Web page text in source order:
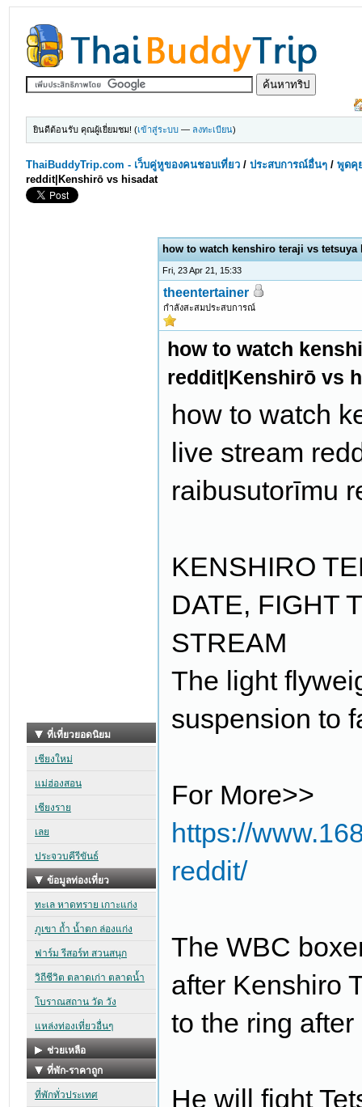
ยินดีต้อนรับ คุณผู้เยี่ยมชม! (เข้าสู่ระบบ — ลงทะเบียน)
ThaiBuddyTrip.com - เว็บคู่หูของคนชอบเที่ยว /ประสบการณ์อื่นๆ /พูดคุ
reddit|Kenshirō vs hisadat
how to watch kenshiro teraji vs
Fri, 23 Apr 21, 15:33
theentertainer
กำลังสะสมประสบการณ์
how to watch
reddit|Kenshirō vs
how to watch
live stream
raibusutorīmu
KENSHIRO
DATE, FIGHT
STREAM
The light
suspension to
For More>>
https://
reddit/
The WBC
after Kenshiro
to the ring
He will fight